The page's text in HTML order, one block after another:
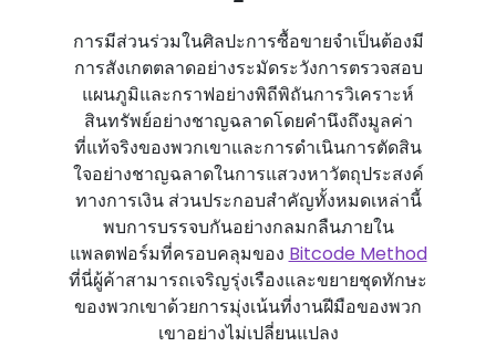
การมีส่วนร่วมในศิลปะการซื้อขายจําเป็นต้องมี
การสังเกตตลาดอย่างระมัดระวังการตรวจสอบ
แผนภูมิและกราฟอย่างพิถีพิถันการวิเคราะห์
สินทรัพย์อย่างชาญฉลาดโดยคํานึงถึงมูลค่า
ที่แท้จริงของพวกเขาและการดําเนินการตัดสิน
ใจอย่างชาญฉลาดในการแสวงหาวัตถุประสงค์
ทางการเงิน ส่วนประกอบสําคัญทั้งหมดเหล่านี้
พบการบรรจบกันอย่างกลมกลืนภายใน
แพลตฟอร์มที่ครอบคลุมของ Bitcode Method
ที่นี่ผู้ค้าสามารถเจริญรุ่งเรืองและขยายชุดทักษะ
ของพวกเขาด้วยการมุ่งเน้นที่งานฝีมือของพวก
เขาอย่างไม่เปลี่ยนแปลง